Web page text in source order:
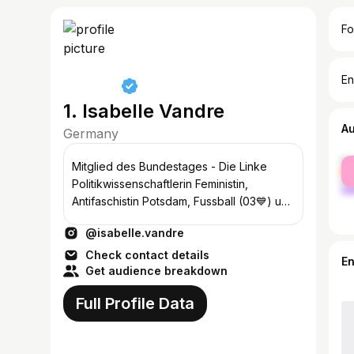
1. Isabelle Vandre
Germany
Mitglied des Bundestages - Die Linke
Politikwissenschaftlerin Feministin,
Antifaschistin Potsdam, Fussball (03💙) und
@isabelle.vandre
Check contact details
Get audience breakdown
Full Profile Data